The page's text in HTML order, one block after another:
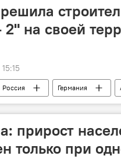
2" на своей
Россия Германия
"Северный поток-2"
прирост
только при